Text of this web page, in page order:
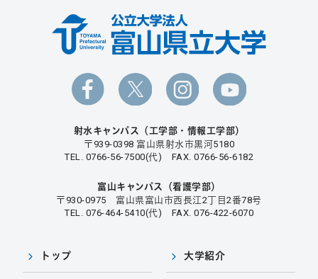
射水キャンパス（工学部・情報工学部）
〒939-0398 富山県射水市黒河5180
TEL. 0766-56-7500(代) FAX. 0766-56-6182
富山キャンパス（看護学部）
〒930-0975 富山県富山市西長江2丁目2番78号
TEL. 076-464-5410(代) FAX. 076-422-6070
トップ 大学紹介